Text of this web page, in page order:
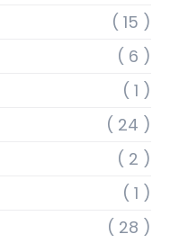
( 15 )
( 6 )
( 1 )
( 24 )
( 2 )
( 1 )
( 28 )